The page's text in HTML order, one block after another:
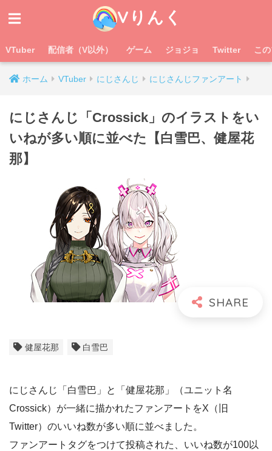
Vりんく
VTuber 配信者（V以外） ゲーム ジョジョ Twitter こ
ホーム VTuber にじさんじ にじさんじファンアート
にじさんじ「Crossick」のイラストをい
いねが多い順に並べた【白雪巴、健屋花
那】
健屋花那 白雪巴
にじさんじ「白雪巴」と「健屋花那」（ユニット名
Crossick）が一緒に描かれたファンアートをX（旧
Twitter）のいいね数が多い順に並べました。
ファンアートタグをつけて投稿された、いいね数が100以